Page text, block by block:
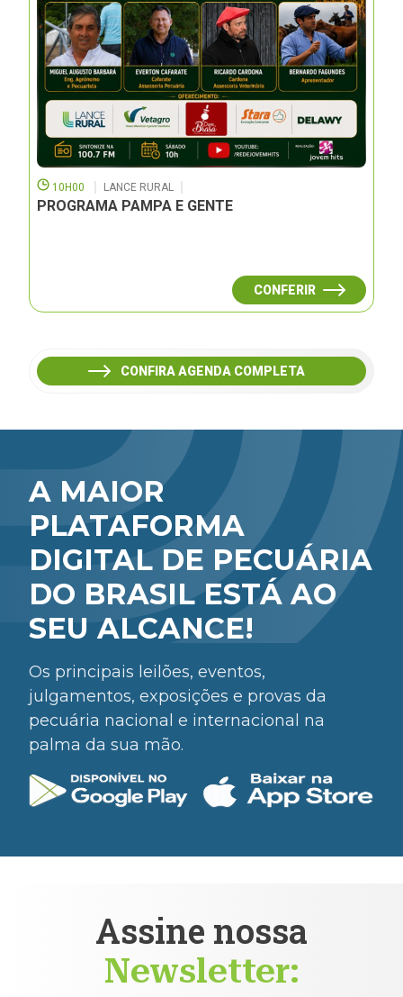
10H00 LANCE RURAL
PROGRAMA PAMPA E GENTE
CONFERIR
CONFIRA AGENDA COMPLETA
A MAIOR
PLATAFORMA
DIGITAL DE PECUÁRIA
DO BRASIL ESTÁ AO
SEU ALCANCE!
Os principais leilões, eventos,
julgamentos, exposições e provas da
pecuária nacional e internacional na
palma da sua mão.
Assine nossa
Newsletter: